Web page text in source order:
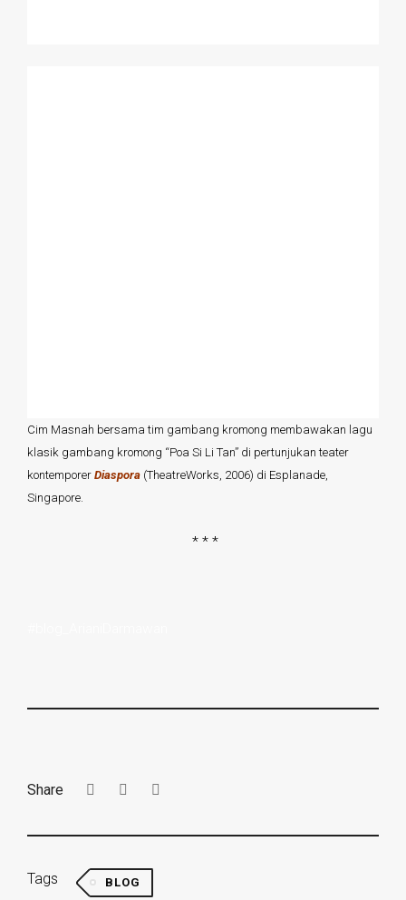
Cim Masnah bersama tim gambang kromong membawakan lagu
klasik gambang kromong “Poa Si Li Tan” di pertunjukan teater
kontemporer Diaspora (TheatreWorks, 2006) di Esplanade,
Singapore.
* * *
Share
Tags BLOG